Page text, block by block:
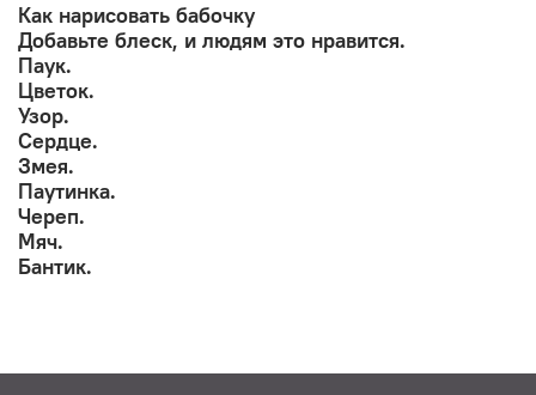
Как нарисовать бабочку
Добавьте блеск, и людям это нравится.
Паук.
Цветок.
Узор.
Сердце.
Змея.
Паутинка.
Череп.
Мяч.
Бантик.